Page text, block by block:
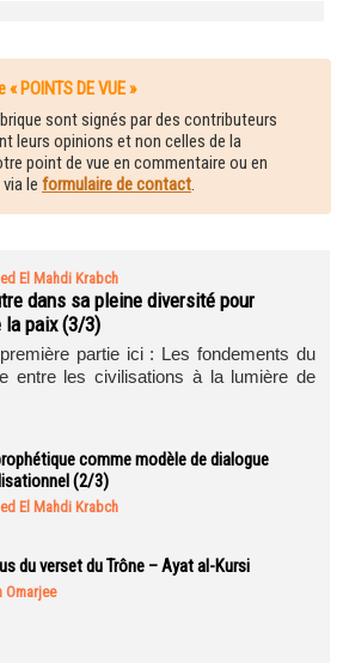
POINTS DE VUE »
sont signés par des contributeurs
leurs opinions et non celles de la
point de vue en commentaire ou en
le formulaire de contact.
El Mahdi Krabch
dans sa pleine diversité pour
paix (3/3)
partie ici : Les fondements du
entre les civilisations à la lumière de
comme modèle de dialogue
(2/3)
El Mahdi Krabch
du verset du Trône – Ayat al-Kursi
Omarjee